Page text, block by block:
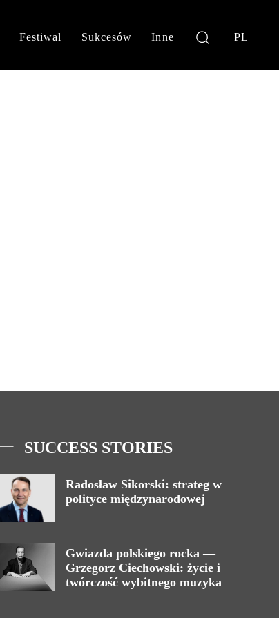
Festiwal Sukcesów Inne PL
SUCCESS STORIES
Radosław Sikorski: strateg w
polityce międzynarodowej
Gwiazda polskiego rocka —
Grzegorz Ciechowski: życie i
twórczość wybitnego muzyka